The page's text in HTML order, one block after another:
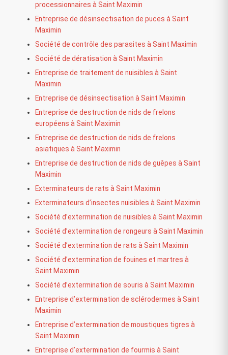
processionnaires à Saint Maximin
Entreprise de désinsectisation de puces à Saint
Maximin
Société de contrôle des parasites à Saint Maximin
Société de dératisation à Saint Maximin
Entreprise de traitement de nuisibles à Saint
Maximin
Entreprise de désinsectisation à Saint Maximin
Entreprise de destruction de nids de frelons
européens à Saint Maximin
Entreprise de destruction de nids de frelons
asiatiques à Saint Maximin
Entreprise de destruction de nids de guêpes à Saint
Maximin
Exterminateurs de rats à Saint Maximin
Exterminateurs d’insectes nuisibles à Saint Maximin
Société d’extermination de nuisibles à Saint Maximin
Société d’extermination de rongeurs à Saint Maximin
Société d’extermination de rats à Saint Maximin
Société d’extermination de fouines et martres à
Saint Maximin
Société d’extermination de souris à Saint Maximin
Entreprise d’extermination de sclérodermes à Saint
Maximin
Entreprise d’extermination de moustiques tigres à
Saint Maximin
Entreprise d’extermination de fourmis à Saint